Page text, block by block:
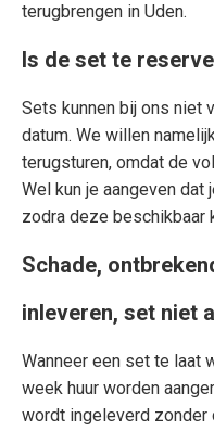
terugbrengen in Uden.
Is de set te
Sets kunnen bij ons niet
datum. We willen
terugsturen, omdat de
Wel kun je aangeven
zodra deze beschikbaar
Schade,
inleveren, set niet
Wanneer een set te laat
week huur worden
wordt ingeleverd